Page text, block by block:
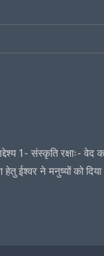
1- संस्कृति रक्षाः- वेद
ईश्वर ने मनुष्यों को